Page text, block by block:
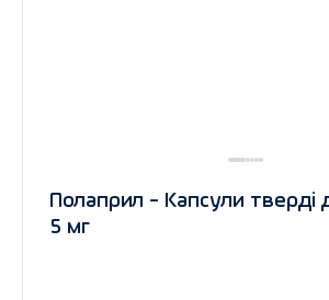
Полаприл - Капсули тверді
5 мг